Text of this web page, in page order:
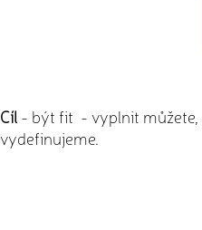
Cíl - být fit - vyplnit můžete,
vydefinujeme.